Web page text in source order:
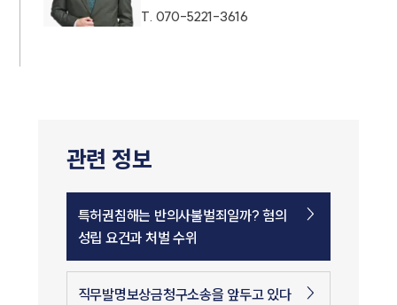
T. 070-5221-3616
관련 정보
특허권침해는 반의사불벌죄일까? 혐의
성립 요건과 처벌 수위
직무발명보상금청구소송을 앞두고 있다